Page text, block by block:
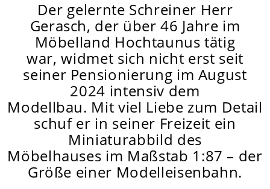
Der gelernte Schreiner Herr
Gerasch, der über 46 Jahre im
Möbelland Hochtaunus tätig
war, widmet sich nicht erst seit
seiner Pensionierung im August
2024 intensiv dem
Modellbau. Mit viel Liebe zum Detail
schuf er in seiner Freizeit ein
Miniaturabbild des
Möbelhauses im Maßstab 1:87 – der
Größe einer Modelleisenbahn.